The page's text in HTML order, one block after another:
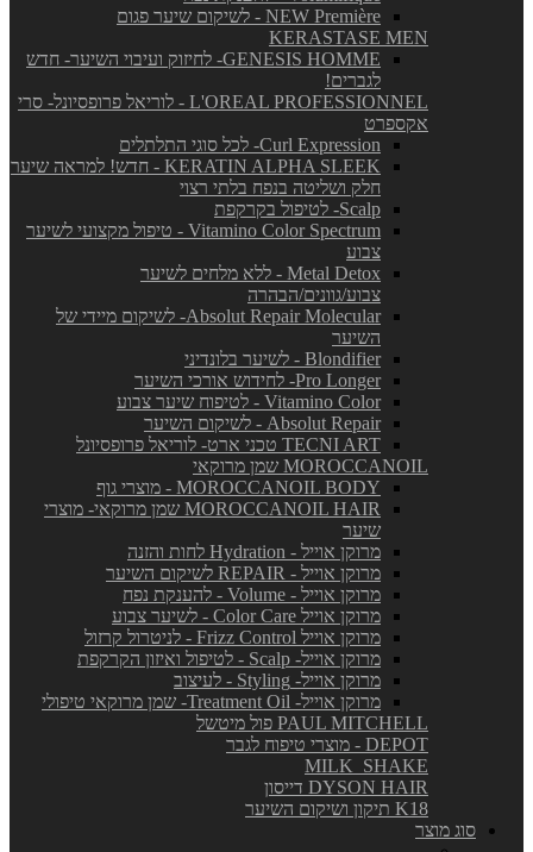
NEW Première - לשיקום שיער פגום
KERASTASE MEN
GENESIS HOMME- לחיזוק ועיבוי השיער- חדש
לגברים!
L'OREAL PROFESSIONNEL - לוריאל פרופסיונל- סרי
אקספרט
Curl Expression- לכל סוגי התלתלים
KERATIN ALPHA SLEEK - חדש! למראה שיער
חלק ושליטה בנפח בלתי רצוי
Scalp- לטיפול בקרקפת
Vitamino Color Spectrum - טיפול מקצועי לשיער
צבוע
Metal Detox - ללא מלחים לשיער
צבוע/גוונים/הבהרה
Absolut Repair Molecular- לשיקום מיידי של
השיער
Blondifier - לשיער בלונדיני
Pro Longer- לחידוש אורכי השיער
Vitamino Color - לטיפוח שיער צבוע
Absolut Repair - לשיקום השיער
TECNI ART טכני ארט- לוריאל פרופסיונל
MOROCCANOIL שמן מרוקאי
MOROCCANOIL BODY - מוצרי גוף
MOROCCANOIL HAIR שמן מרוקאי- מוצרי
שיער
מרוקן אוייל - Hydration לחות והזנה
מרוקן אוייל - REPAIR לשיקום השיער
מרוקן אוייל - Volume - להענקת נפח
מרוקן אוייל Color Care - לשיער צבוע
מרוקן אוייל Frizz Control - לניטרול קרזול
מרוקן אוייל- Scalp - לטיפול ואיזון הקרקפת
מרוקן אוייל- Styling - לעיצוב
מרוקן אוייל- Treatment Oil- שמן מרוקאי טיפולי
PAUL MITCHELL פול מיטשל
DEPOT - מוצרי טיפוח לגבר
MILK_SHAKE
DYSON HAIR דייסון
K18 תיקון ושיקום השיער
סוג מוצר